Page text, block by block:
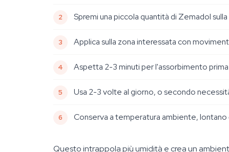
Spremi una piccola quantità di Zemadol
Applica sulla zona interessata con
Aspetta 2-3 minuti per l'assorbimento
Usa 2-3 volte al giorno, o secondo
Conserva a temperatura ambiente, lontano
Questo intrappola più umidità e crea un